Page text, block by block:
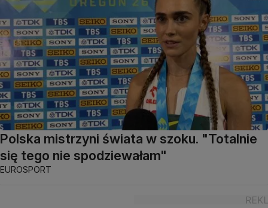
Polska mistrzyni świata w szoku. "Totalnie
się tego nie spodziewałam"
EUROSPORT